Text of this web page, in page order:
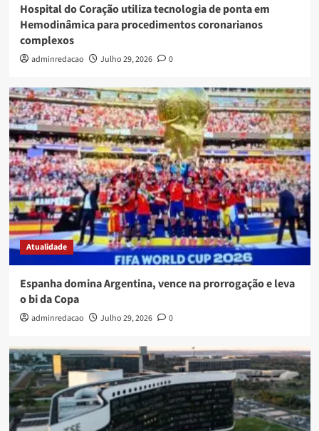
Hospital do Coração utiliza tecnologia de ponta em
Hemodinâmica para procedimentos coronarianos
complexos
adminredacao Julho 29, 2026 0
Atualidade
Espanha domina Argentina, vence na prorrogação e leva
o bi da Copa
adminredacao Julho 29, 2026 0